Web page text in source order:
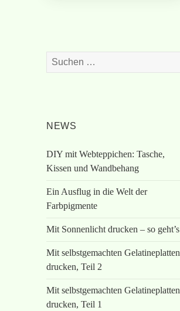
Suchen
nach:
NEWS
DIY mit Webteppichen: Tasche,
Kissen und Wandbehang
Ein Ausflug in die Welt der
Farbpigmente
Mit Sonnenlicht drucken – so geht’s
Mit selbstgemachten Gelatineplatten
drucken, Teil 2
Mit selbstgemachten Gelatineplatten
drucken, Teil 1